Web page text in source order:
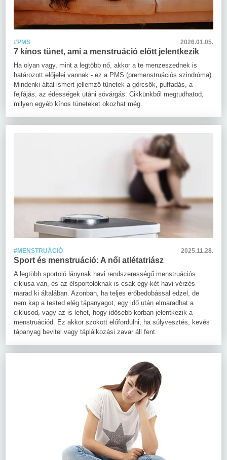
#PMS 2026.01.05.
7 kínos tünet, ami a menstruáció előtt jelentkezik
Ha olyan vagy, mint a legtöbb nő, akkor a te menzeszednek is
határozott előjelei vannak - ez a PMS (premenstruációs szindróma).
Mindenki által ismert jellemző tünetek a görcsök, puffadás, a
fejfájás, az édességek utáni sóvárgás. Cikkünkből megtudhatod,
milyen egyéb kínos tüneteket okozhat még.
#MENSTRUÁCIÓ 2025.11.28.
Sport és menstruáció: A női atlétatriász
A legtöbb sportoló lánynak havi rendszerességű menstruációs
ciklusa van, és az élsportolóknak is csak egy-két havi vérzés
marad ki általában. Azonban, ha teljes erőbedobással edzel, de
nem kap a tested elég tápanyagot, egy idő után elmaradhat a
ciklusod, vagy az is lehet, hogy idősebb korban jelentkezik a
menstruációd. Ez akkor szokott előfordulni, ha súlyvesztés, kevés
tápanyag bevitel vagy táplálkozási zavar áll fent.